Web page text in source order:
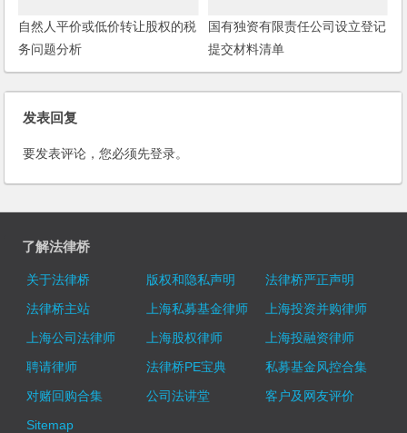
自然人平价或低价转让股权的税
务问题分析
国有独资有限责任公司设立登记
提交材料清单
发表回复
要发表评论，您必须先登录。
了解法律桥
关于法律桥 版权和隐私声明
法律桥严正声明
法律桥主站
上海私募基金律师
上海投资并购律师
上海公司法律师
上海股权律师
上海投融资律师
聘请律师
法律桥PE宝典
私募基金风控合集
对赌回购合集
公司法讲堂
客户及网友评价
Sitemap